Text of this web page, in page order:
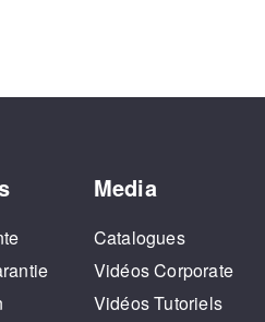
Media
Catalogues
Vidéos Corporate
Vidéos Tutoriels